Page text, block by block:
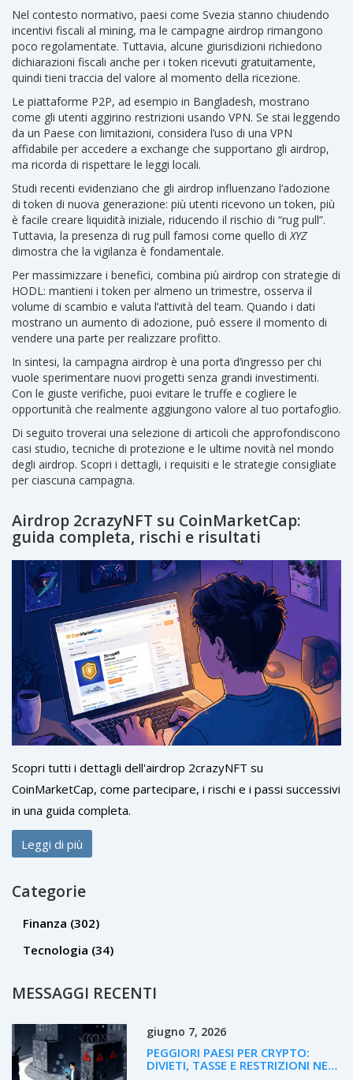
Nel contesto normativo, paesi come Svezia stanno chiudendo
incentivi fiscali al mining, ma le campagne airdrop rimangono
poco regolamentate. Tuttavia, alcune giurisdizioni richiedono
dichiarazioni fiscali anche per i token ricevuti gratuitamente,
quindi tieni traccia del valore al momento della ricezione.
Le piattaforme P2P, ad esempio in Bangladesh, mostrano
come gli utenti aggirino restrizioni usando VPN. Se stai leggendo
da un Paese con limitazioni, considera l’uso di una VPN
affidabile per accedere a exchange che supportano gli airdrop,
ma ricorda di rispettare le leggi locali.
Studi recenti evidenziano che gli airdrop influenzano l’adozione
di token di nuova generazione: più utenti ricevono un token, più
è facile creare liquidità iniziale, riducendo il rischio di “rug pull”.
Tuttavia, la presenza di rug pull famosi come quello diXYZ
dimostra che la vigilanza è fondamentale.
Per massimizzare i benefici, combina più airdrop con strategie di
HODL: mantieni i token per almeno un trimestre, osserva il
volume di scambio e valuta l’attività del team. Quando i dati
mostrano un aumento di adozione, può essere il momento di
vendere una parte per realizzare profitto.
In sintesi, la campagna airdrop è una porta d’ingresso per chi
vuole sperimentare nuovi progetti senza grandi investimenti.
Con le giuste verifiche, puoi evitare le truffe e cogliere le
opportunità che realmente aggiungono valore al tuo portafoglio.
Di seguito troverai una selezione di articoli che approfondiscono
casi studio, tecniche di protezione e le ultime novità nel mondo
degli airdrop. Scopri i dettagli, i requisiti e le strategie consigliate
per ciascuna campagna.
Airdrop 2crazyNFT su CoinMarketCap:
guida completa, rischi e risultati
Scopri tutti i dettagli dell'airdrop 2crazyNFT su
CoinMarketCap, come partecipare, i rischi e i passi successivi
in una guida completa.
Leggi di più
Categorie
Finanza (302)
Tecnologia (34)
MESSAGGI RECENTI
giugno 7, 2026
PEGGIORI PAESI PER CRYPTO:
DIVIETI, TASSE E RESTRIZIONI NEL